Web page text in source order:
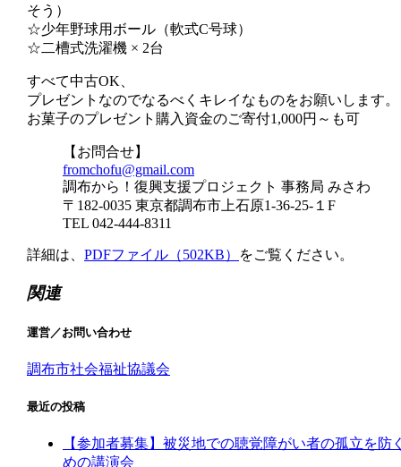
そう）
☆少年野球用ボール（軟式C号球）
☆二槽式洗濯機 × 2台
すべて中古OK、
プレゼントなのでなるべくキレイなものをお願いします。
お菓子のプレゼント購入資金のご寄付1,000円～も可
【お問合せ】
fromchofu@gmail.com
調布から！復興支援プロジェクト 事務局 みさわ
〒182-0035 東京都調布市上石原1-36-25-１F
TEL 042-444-8311
詳細は、 PDFファイル（502KB） をご覧ください。
関連
運営／お問い合わせ
調布市社会福祉協議会
最近の投稿
【参加者募集】被災地での聴覚障がい者の孤立を防
めの講演会